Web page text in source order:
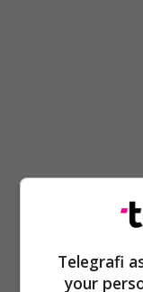
Telegrafi
your